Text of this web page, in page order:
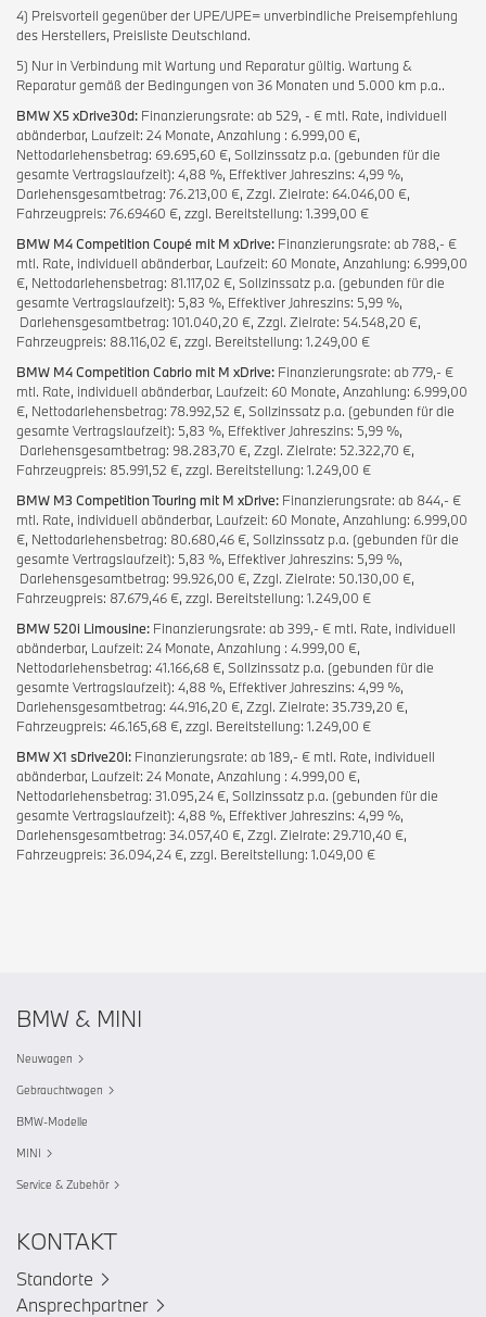
4) Preisvorteil gegenüber der UPE/UPE= unverbindliche Preisempfehlung
des Herstellers, Preisliste Deutschland.
5) Nur in Verbindung mit Wartung und Reparatur gültig. Wartung &
Reparatur gemäß der Bedingungen von 36 Monaten und 5.000 km p.a..
BMW X5 xDrive30d: Finanzierungsrate: ab 529, - € mtl. Rate, individuell
abänderbar, Laufzeit: 24 Monate, Anzahlung : 6.999,00 €,
Nettodarlehensbetrag: 69.695,60 €, Sollzinssatz p.a. (gebunden für die
gesamte Vertragslaufzeit): 4,88 %, Effektiver Jahreszins: 4,99 %,
Darlehensgesamtbetrag: 76.213,00 €, Zzgl. Zielrate: 64.046,00 €,
Fahrzeugpreis: 76.69460 €, zzgl. Bereitstellung: 1.399,00 €
BMW M4 Competition Coupé mit M xDrive: Finanzierungsrate: ab 788,- €
mtl. Rate, individuell abänderbar, Laufzeit: 60 Monate, Anzahlung: 6.999,00
€, Nettodarlehensbetrag: 81.117,02 €, Sollzinssatz p.a. (gebunden für die
gesamte Vertragslaufzeit): 5,83 %, Effektiver Jahreszins: 5,99 %,
Darlehensgesamtbetrag: 101.040,20 €, Zzgl. Zielrate: 54.548,20 €,
Fahrzeugpreis: 88.116,02 €, zzgl. Bereitstellung: 1.249,00 €
BMW M4 Competition Cabrio mit M xDrive: Finanzierungsrate: ab 779,- €
mtl. Rate, individuell abänderbar, Laufzeit: 60 Monate, Anzahlung: 6.999,00
€, Nettodarlehensbetrag: 78.992,52 €, Sollzinssatz p.a. (gebunden für die
gesamte Vertragslaufzeit): 5,83 %, Effektiver Jahreszins: 5,99 %,
Darlehensgesamtbetrag: 98.283,70 €, Zzgl. Zielrate: 52.322,70 €,
Fahrzeugpreis: 85.991,52 €, zzgl. Bereitstellung: 1.249,00 €
BMW M3 Competition Touring mit M xDrive: Finanzierungsrate: ab 844,- €
mtl. Rate, individuell abänderbar, Laufzeit: 60 Monate, Anzahlung: 6.999,00
€, Nettodarlehensbetrag: 80.680,46 €, Sollzinssatz p.a. (gebunden für die
gesamte Vertragslaufzeit): 5,83 %, Effektiver Jahreszins: 5,99 %,
Darlehensgesamtbetrag: 99.926,00 €, Zzgl. Zielrate: 50.130,00 €,
Fahrzeugpreis: 87.679,46 €, zzgl. Bereitstellung: 1.249,00 €
BMW 520i Limousine: Finanzierungsrate: ab 399,- € mtl. Rate, individuell
abänderbar, Laufzeit: 24 Monate, Anzahlung : 4.999,00 €,
Nettodarlehensbetrag: 41.166,68 €, Sollzinssatz p.a. (gebunden für die
gesamte Vertragslaufzeit): 4,88 %, Effektiver Jahreszins: 4,99 %,
Darlehensgesamtbetrag: 44.916,20 €, Zzgl. Zielrate: 35.739,20 €,
Fahrzeugpreis: 46.165,68 €, zzgl. Bereitstellung: 1.249,00 €
BMW X1 sDrive20i: Finanzierungsrate: ab 189,- € mtl. Rate, individuell
abänderbar, Laufzeit: 24 Monate, Anzahlung : 4.999,00 €,
Nettodarlehensbetrag: 31.095,24 €, Sollzinssatz p.a. (gebunden für die
gesamte Vertragslaufzeit): 4,88 %, Effektiver Jahreszins: 4,99 %,
Darlehensgesamtbetrag: 34.057,40 €, Zzgl. Zielrate: 29.710,40 €,
Fahrzeugpreis: 36.094,24 €, zzgl. Bereitstellung: 1.049,00 €
BMW & MINI
Neuwagen
Gebrauchtwagen
BMW-Modelle
MINI
Service & Zubehör
KONTAKT
Standorte
Ansprechpartner